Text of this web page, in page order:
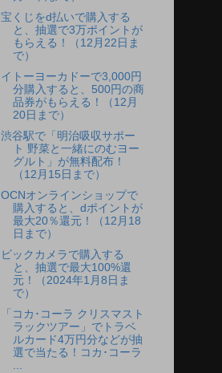
宝くじをd払いで購入する
と、抽選で3万ポイントが
もらえる！（12月22日ま
で）
イトーヨーカドーで3,000円
分購入すると、500円の商
品券がもらえる！（12月
20日まで）
渋谷駅で「明治吸収サポー
ト 野菜と一緒にのむヨー
グルト」が無料配布！
（12月15日まで）
OCNオンラインショップで
購入すると、dポイントが
最大20％還元！（12月18
日まで）
ビックカメラで購入する
と、抽選で最大100%還
元！（2024年1月8日ま
で）
「コカ･コーラ クリスマスト
ラックツアー」でトラベ
ルカード4万円分などが抽
選で当たる！コカ･コーラ
...